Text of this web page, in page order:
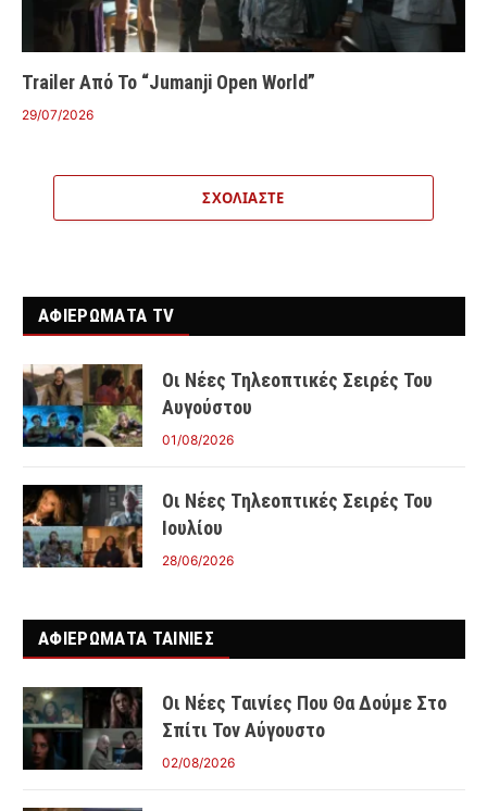
Trailer Από Το “Jumanji Open World”
29/07/2026
ΣΧΟΛΙΆΣΤΕ
ΑΦΙΕΡΩΜΑΤΑ TV
Οι Νέες Τηλεοπτικές Σειρές Του
Αυγούστου
01/08/2026
Οι Νέες Τηλεοπτικές Σειρές Του
Ιουλίου
28/06/2026
ΑΦΙΕΡΩΜΑΤΑ ΤΑΙΝΊΕΣ
Οι Νέες Ταινίες Που Θα Δούμε Στο
Σπίτι Τον Αύγουστο
02/08/2026